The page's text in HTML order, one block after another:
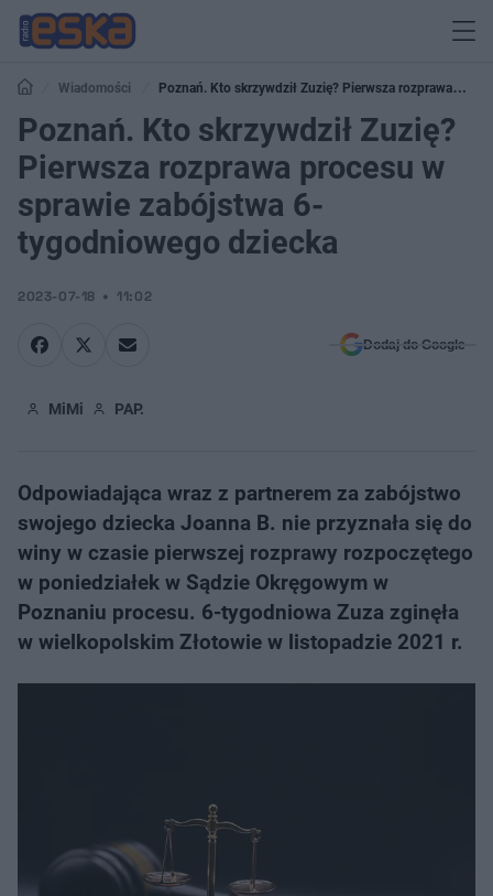
Wiadomości
Poznań. Kto skrzywdził Zuzię? Pierwsza rozprawa
procesu w sprawie zabójstwa 6-tygodniowego dziecka
Poznań. Kto skrzywdził Zuzię?
Pierwsza rozprawa procesu w
sprawie zabójstwa 6-
tygodniowego dziecka
2023-07-18 11:02
Dodaj do Google
MiMi PAP.
Odpowiadająca wraz z partnerem za zabójstwo
swojego dziecka Joanna B. nie przyznała się do
winy w czasie pierwszej rozprawy rozpoczętego
w poniedziałek w Sądzie Okręgowym w
Poznaniu procesu. 6-tygodniowa Zuza zginęła
w wielkopolskim Złotowie w listopadzie 2021 r.